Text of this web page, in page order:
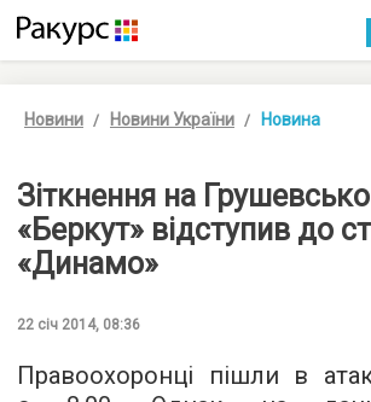
Новини Новини України Новина
Зіткнення на
«Беркут» відступив до
«Динамо»
22 січ 2014, 08:36
Правоохоронці пішли в